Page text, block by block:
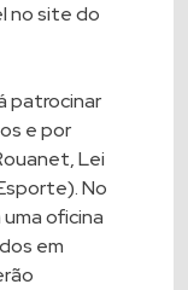
no site do
patrocinar
e por
Lei
No
oficina
em